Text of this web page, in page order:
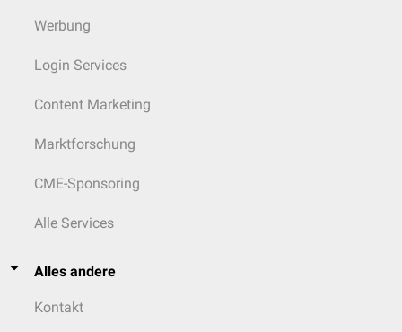
Werbung
Login Services
Content Marketing
Marktforschung
CME-Sponsoring
Alle Services
Alles andere
Kontakt